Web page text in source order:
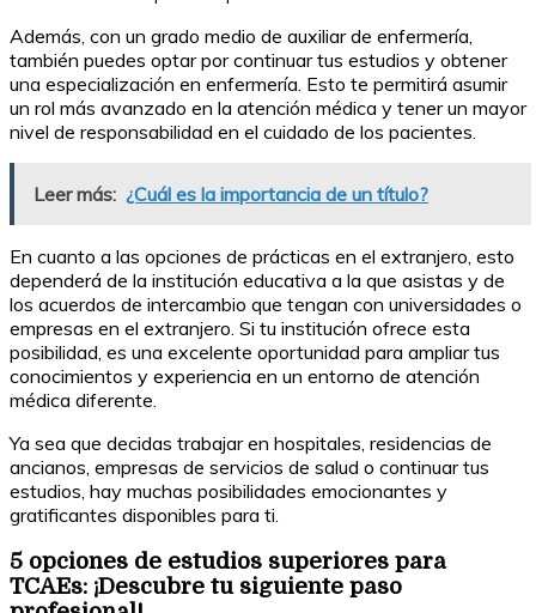
Además, con un grado medio de auxiliar de enfermería,
también puedes optar por continuar tus estudios y obtener
una especialización en enfermería. Esto te permitirá asumir
un rol más avanzado en la atención médica y tener un mayor
nivel de responsabilidad en el cuidado de los pacientes.
Leer más: ¿Cuál es la importancia de un título?
En cuanto a las opciones de prácticas en el extranjero, esto
dependerá de la institución educativa a la que asistas y de
los acuerdos de intercambio que tengan con universidades o
empresas en el extranjero. Si tu institución ofrece esta
posibilidad, es una excelente oportunidad para ampliar tus
conocimientos y experiencia en un entorno de atención
médica diferente.
Ya sea que decidas trabajar en hospitales, residencias de
ancianos, empresas de servicios de salud o continuar tus
estudios, hay muchas posibilidades emocionantes y
gratificantes disponibles para ti.
5 opciones de estudios superiores para
TCAEs: ¡Descubre tu siguiente paso